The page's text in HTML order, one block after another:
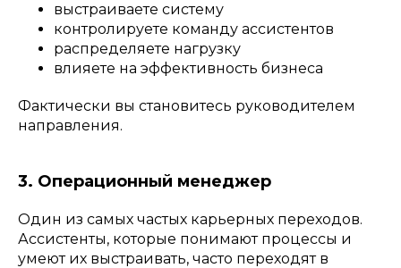
выстраиваете систему
контролируете команду ассистентов
распределяете нагрузку
влияете на эффективность бизнеса
Фактически вы становитесь руководителем
направления.
3. Операционный менеджер
Один из самых частых карьерных переходов.
Ассистенты, которые понимают процессы и
умеют их выстраивать, часто переходят в